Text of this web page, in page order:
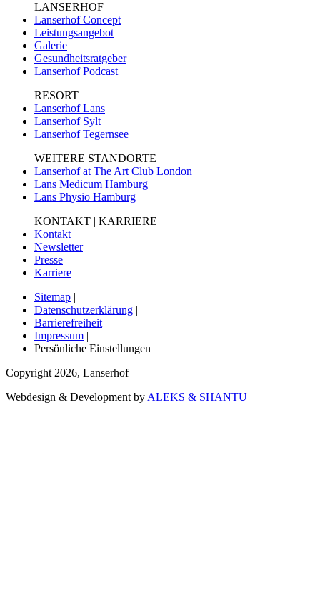
LANSERHOF
Lanserhof Concept
Leistungsangebot
Galerie
Gesundheitsratgeber
Lanserhof Podcast
RESORT
Lanserhof Lans
Lanserhof Sylt
Lanserhof Tegernsee
WEITERE STANDORTE
Lanserhof at The Art Club London
Lans Medicum Hamburg
Lans Physio Hamburg
KONTAKT | KARRIERE
Kontakt
Newsletter
Presse
Karriere
Sitemap |
Datenschutzerklärung |
Barrierefreiheit|
Impressum |
Persönliche Einstellungen
Copyright2026, Lanserhof
Webdesign & Development byALEKS & SHANTU